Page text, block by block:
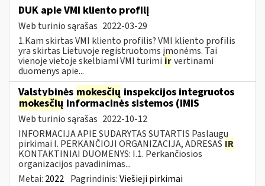
DUK apie VMI kliento profilį
Web turinio sąrašas 2022-03-29
1.Kam skirtas VMI kliento profilis? VMI kliento profilis
yra skirtas Lietuvoje registruotoms įmonėms. Tai
vienoje vietoje skelbiami VMI turimi irvertinami
duomenys apie...
Valstybinės mokesčių inspekcijos integruotos
mokesčių informacinės sistemos (IMIS
Web turinio sąrašas 2022-10-12
INFORMACIJA APIE SUDARYTAS SUTARTIS Paslaugų
pirkimai I. PERKANČIOJI ORGANIZACIJA, ADRESAS IR
KONTAKTINIAI DUOMENYS: I.1. Perkančiosios
organizacijos pavadinimas...
Metai: 2022 Pagrindinis:Viešieji pirkimai